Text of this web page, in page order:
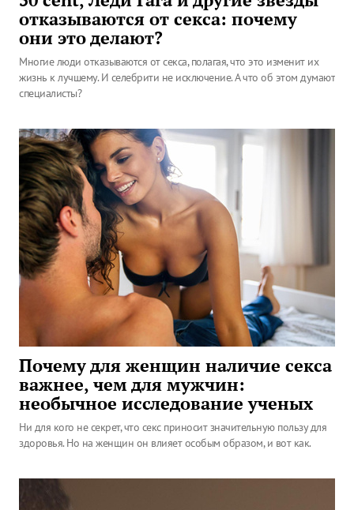
отказываются от секса: почему
они это делают?
Многие люди отказываются от секса, полагая, что это изменит их
жизнь к лучшему. И селебрити не исключение. А что об этом думают
специалисты?
Почему для женщин наличие секса
важнее, чем для мужчин:
необычное исследование ученых
Ни для кого не секрет, что секс приносит значительную пользу для
здоровья. Но на женщин он влияет особым образом, и вот как.